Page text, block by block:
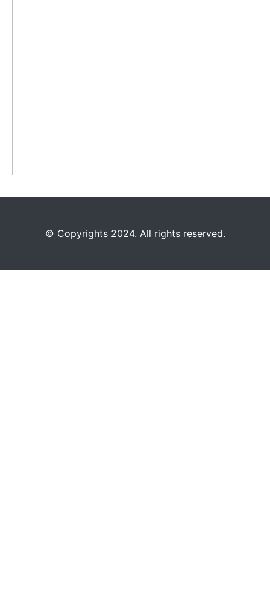
©️ Copyrights 2024. All rights reserved.